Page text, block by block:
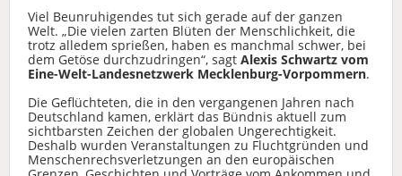
Viel Beunruhigendes tut sich gerade auf der ganzen
Welt. „Die vielen zarten Blüten der Menschlichkeit, die
trotz alledem sprießen, haben es manchmal schwer, bei
dem Getöse durchzudringen“, sagt Alexis Schwartz vom
Eine-Welt-Landesnetzwerk Mecklenburg-Vorpommern.
Die Geflüchteten, die in den vergangenen Jahren nach
Deutschland kamen, erklärt das Bündnis aktuell zum
sichtbarsten Zeichen der globalen Ungerechtigkeit.
Deshalb wurden Veranstaltungen zu Fluchtgründen und
Menschenrechsverletzungen an den europäischen